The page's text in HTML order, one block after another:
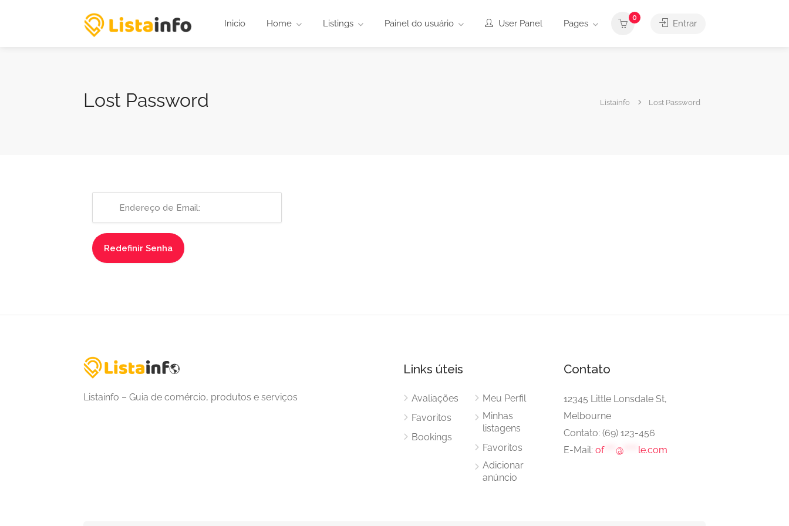
Inicio Home Listings Painel do usuário User Panel Pages
0
Entrar
Lost Password Listainfo Lost Password
Listainfo – Guia de comércio, produtos e serviços
Links úteis
Avaliações
Favoritos
Bookings
Meu Perfil
Minhas
listagens
Favoritos
Adicionar
anúncio
Contato
12345 Little Lonsdale St,
Melbourne
Contato: (69) 123-456
E-Mail: of**** @***** le.com